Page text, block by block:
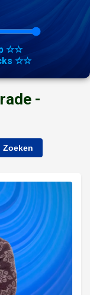
☆☆
☆☆
-
Zoeken